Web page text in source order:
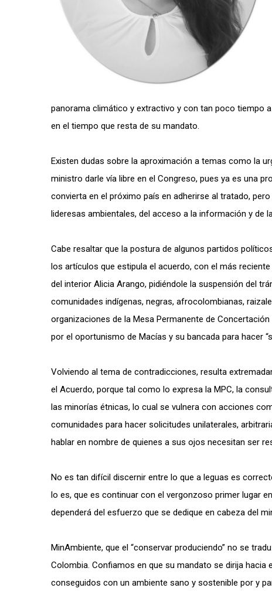
panorama climático y extractivo y con tan poco tiempo
en el tiempo que resta de su mandato.
Existen dudas sobre la aproximación a temas como la
ministro darle vía libre en el Congreso, pues ya es una
convierta en el próximo país en adherirse al tratado,
lideresas ambientales, del acceso a la información y de
Cabe resaltar que la postura de algunos partidos
los artículos que estipula el acuerdo, con el más
del interior Alicia Arango, pidiéndole la suspensión del
comunidades indígenas, negras, afrocolombianas,
organizaciones de la Mesa Permanente de
por el oportunismo de Macías y su bancada para hacer
Volviendo al tema de contradicciones, resulta
el Acuerdo, porque tal como lo expresa la MPC, la
las minorías étnicas, lo cual se vulnera con acciones
comunidades para hacer solicitudes unilaterales,
hablar en nombre de quienes a sus ojos necesitan ser
No es tan difícil discernir entre lo que a leguas es
lo es, que es continuar con el vergonzoso primer lugar
dependerá del esfuerzo que se dedique en cabeza del
MinAmbiente, que el “conservar produciendo” no se
Colombia. Confiamos en que su mandato se dirija hacia
conseguidos con un ambiente sano y sostenible por y